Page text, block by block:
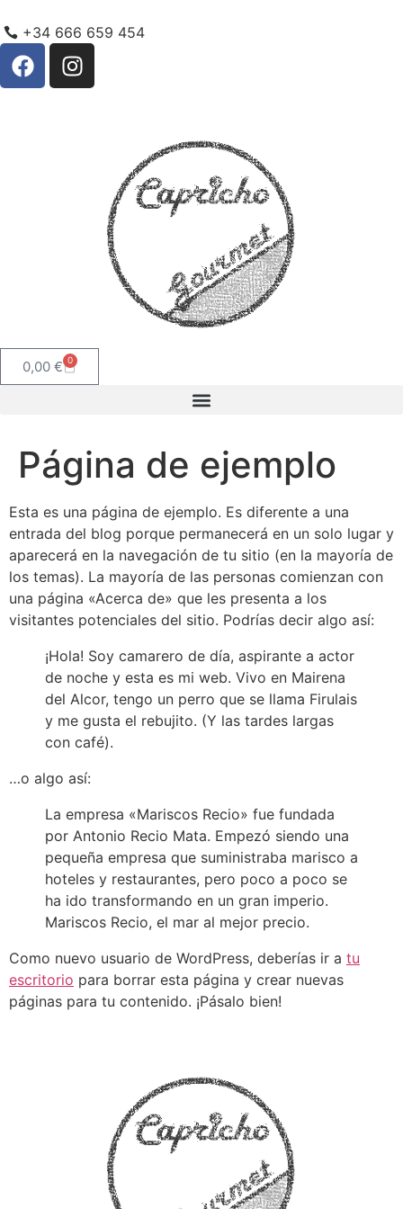
+34 666 659 454
0,00 € 0
Página de ejemplo
Esta es una página de ejemplo. Es diferente a una
entrada del blog porque permanecerá en un solo lugar y
aparecerá en la navegación de tu sitio (en la mayoría de
los temas). La mayoría de las personas comienzan con
una página «Acerca de» que les presenta a los
visitantes potenciales del sitio. Podrías decir algo así:
¡Hola! Soy camarero de día, aspirante a actor
de noche y esta es mi web. Vivo en Mairena
del Alcor, tengo un perro que se llama Firulais
y me gusta el rebujito. (Y las tardes largas
con café).
…o algo así:
La empresa «Mariscos Recio» fue fundada
por Antonio Recio Mata. Empezó siendo una
pequeña empresa que suministraba marisco a
hoteles y restaurantes, pero poco a poco se
ha ido transformando en un gran imperio.
Mariscos Recio, el mar al mejor precio.
Como nuevo usuario de WordPress, deberías ir a tu
escritorio para borrar esta página y crear nuevas
páginas para tu contenido. ¡Pásalo bien!